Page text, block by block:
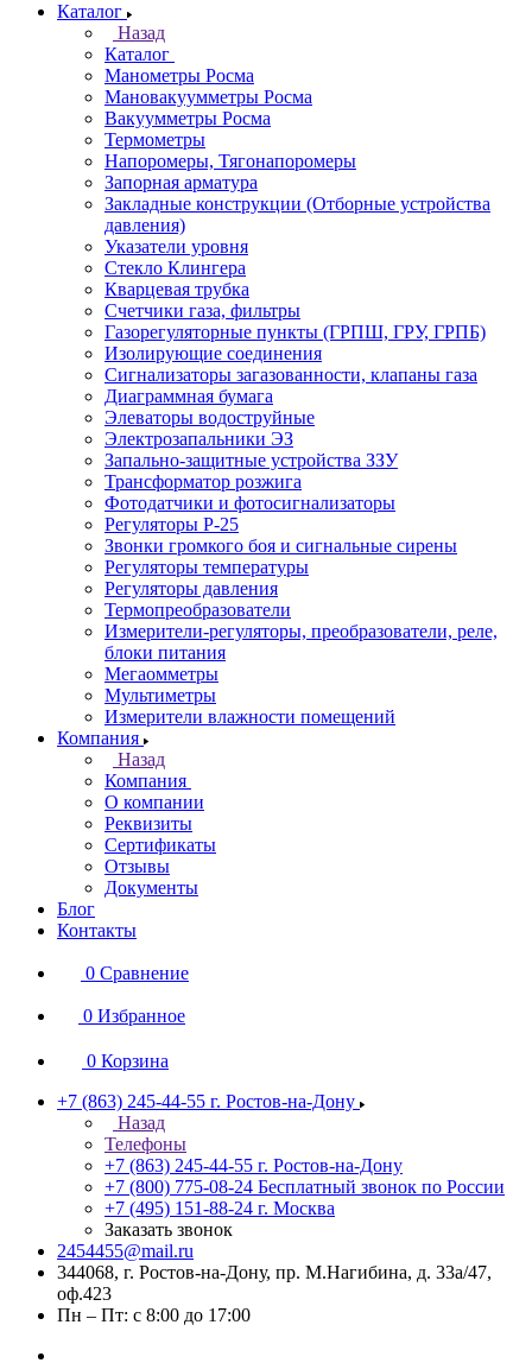
Каталог
Назад
Каталог
Манометры Росма
Мановакуумметры Росма
Вакуумметры Росма
Термометры
Напоромеры, Тягонапоромеры
Запорная арматура
Закладные конструкции (Отборные устройства
давления)
Указатели уровня
Стекло Клингера
Кварцевая трубка
Счетчики газа, фильтры
Газорегуляторные пункты (ГРПШ, ГРУ, ГРПБ)
Изолирующие соединения
Сигнализаторы загазованности, клапаны газа
Диаграммная бумага
Элеваторы водоструйные
Электрозапальники ЭЗ
Запально-защитные устройства ЗЗУ
Трансформатор розжига
Фотодатчики и фотосигнализаторы
Регуляторы Р-25
Звонки громкого боя и сигнальные сирены
Регуляторы температуры
Регуляторы давления
Термопреобразователи
Измерители-регуляторы, преобразователи, реле,
блоки питания
Мегаомметры
Мультиметры
Измерители влажности помещений
Компания
Назад
Компания
О компании
Реквизиты
Сертификаты
Отзывы
Документы
Блог
Контакты
0 Сравнение
0 Избранное
0 Корзина
+7 (863) 245-44-55 г. Ростов-на-Дону
Назад
Телефоны
+7 (863) 245-44-55 г. Ростов-на-Дону
+7 (800) 775-08-24 Бесплатный звонок по России
+7 (495) 151-88-24 г. Москва
Заказать звонок
2454455@mail.ru
344068, г. Ростов-на-Дону, пр. М.Нагибина, д. 33а/47,
оф.423
Пн – Пт: с 8:00 до 17:00